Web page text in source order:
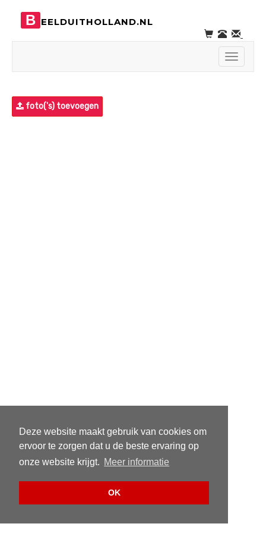
Deze website maakt gebruik van cookies om
ervoor te zorgen dat u de beste ervaring op
onze website krijgt. Meer informatie
OK
B EELDUITHOLLAND.NL
Toggle
foto('s) toevoegen